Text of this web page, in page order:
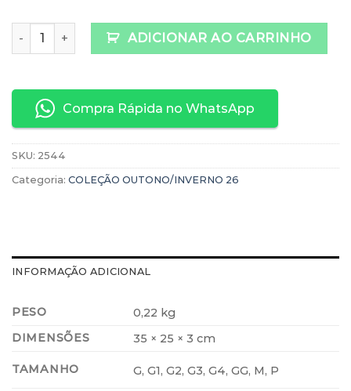
Segunda Pele de Tule quantidadeADICIONAR AO CARRINHO
Compra Rápida no WhatsApp
SKU: 2544
Categoria: COLEÇÃO OUTONO/INVERNO 26
INFORMAÇÃO ADICIONAL
PESO
0,22 kg
DIMENSÕES
35 × 25 × 3 cm
TAMANHO G, G1, G2, G3, G4, GG, M, P